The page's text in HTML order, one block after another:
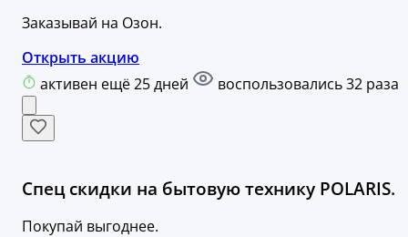
Заказывай на Озон.
Открыть акцию
активен ещё 25 дней
воспользовались 32 раза
Спец скидки на бытовую технику POLARIS.
Покупай выгоднее.